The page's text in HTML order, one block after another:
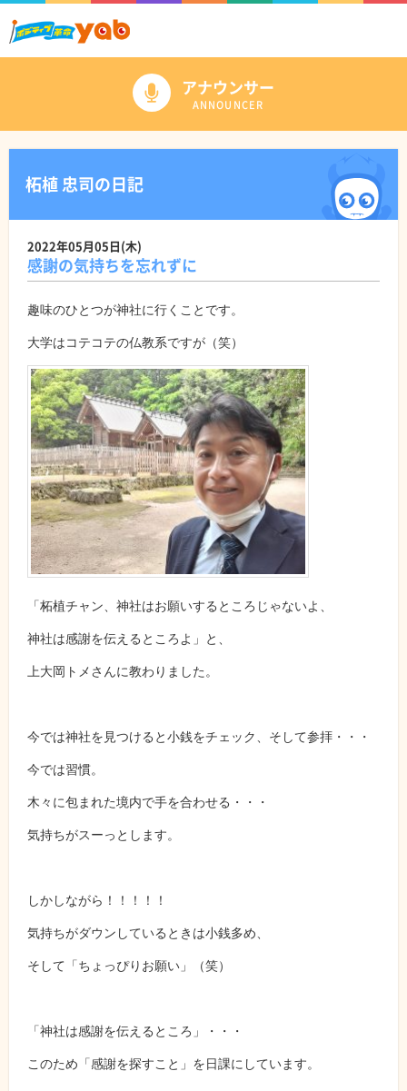
アナウンサー
ANNOUNCER
柘植 忠司の日記
2022年05月05日(木)
感謝の気持ちを忘れずに
趣味のひとつが神社に行くことです。
大学はコテコテの仏教系ですが（笑）
「柘植チャン、神社はお願いするところじゃないよ、
神社は感謝を伝えるところよ」と、
上大岡トメさんに教わりました。
今では神社を見つけると小銭をチェック、そして参拝・・・
今では習慣。
木々に包まれた境内で手を合わせる・・・
気持ちがスーっとします。
しかしながら！！！！！
気持ちがダウンしているときは小銭多め、
そして「ちょっぴりお願い」（笑）
「神社は感謝を伝えるところ」・・・
このため「感謝を探すこと」を日課にしています。